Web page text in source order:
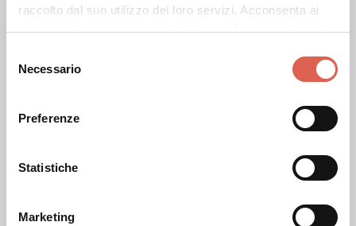
raccolto dal suo utilizzo dei loro servizi. Acconsenta ai
nostri cookie se continua ad utilizzare il nostro sito web.
delNecessario
Preferenze
Statistiche
Marketing
Sei un'
vuoi organizzare un
Paladozza?